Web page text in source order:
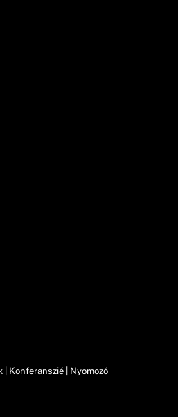
Konferanszié | Nyomozó